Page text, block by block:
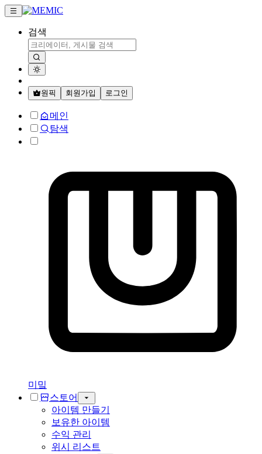
검색
원픽 회원가입 로그인
메인
탐색
미밐
스토어
아이템 만들기
보유한 아이템
수익 관리
위시 리스트